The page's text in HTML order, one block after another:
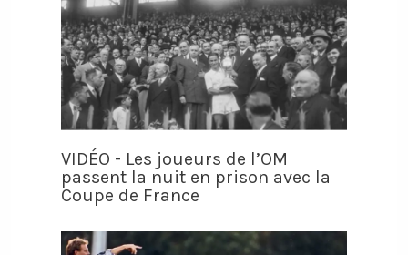
VIDÉO - Les joueurs de l’OM
passent la nuit en prison avec la
Coupe de France